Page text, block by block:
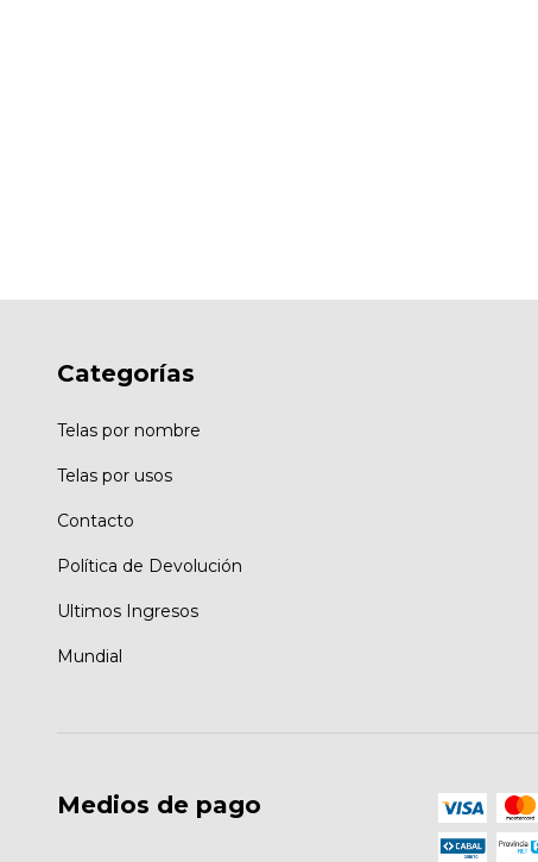
Categorías
Telas por nombre
Telas por usos
Contacto
Política de Devolución
Ultimos Ingresos
Mundial
Medios de pago